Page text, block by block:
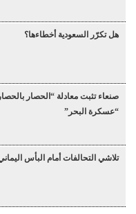
هل تكرّر السعودية أخطاءها؟
صنعاء تثبت معادلة “الحصار
“عسكرة البحر”
تلاشي التحالفات أمام البأس